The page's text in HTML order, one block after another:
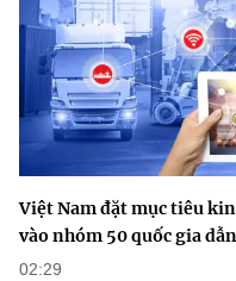
Việt Nam đặt mục tiêu
vào nhóm 50 quốc gia
02:29